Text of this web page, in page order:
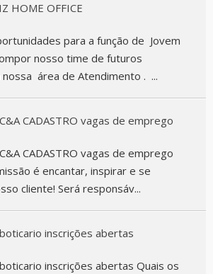
HOME OFFICE
para a função de Jovem
nosso time de futuros
área de Atendimento . ...
CADASTRO vagas de emprego
CADASTRO vagas de emprego
é encantar, inspirar e se
cliente! Será responsáv...
inscrições abertas
inscrições abertas Quais os